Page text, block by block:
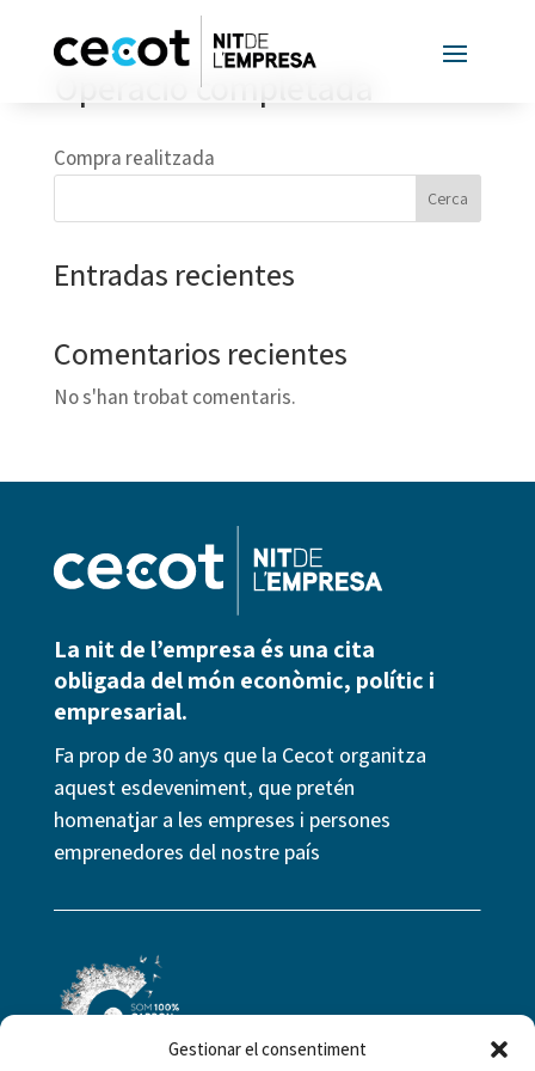
Gestionar el consentiment
Operació completada
Compra realitzada
Cerca
Entradas recientes
Comentarios recientes
No s'han trobat comentaris.
La nit de l’empresa és una cita
obligada del món econòmic, polític i
empresarial.
Fa prop de 30 anys que la Cecot organitza
aquest esdeveniment, que pretén
homenatjar a les empreses i persones
emprenedores del nostre país